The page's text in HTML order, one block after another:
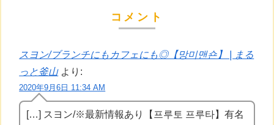
コメント
スヨン/ブランチにもカフェにも◎【망미맨숀】 | まる
っと釜山 より:
2020年9月6日 11:34 AM
[…] スヨン/※最新情報あり【프루토 프루타】有名